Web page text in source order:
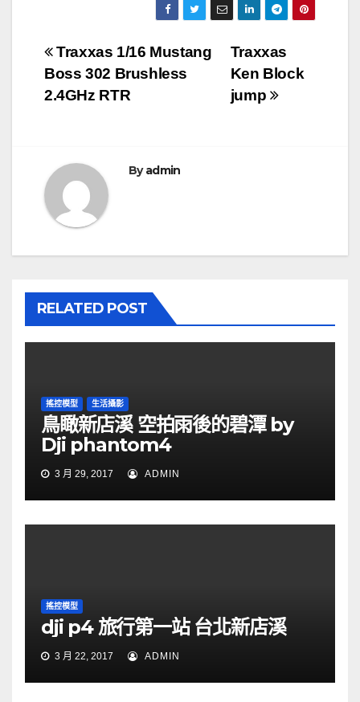
文
章
覽
Traxxas
Ken Block
jump
Traxxas 1/16 Mustang
Boss 302 Brushless
2.4GHz RTR
Byadmin
RELATED POST
搖控模型 生活攝影
鳥瞰新店溪 空拍雨後的碧潭 by
Dji phantom4
3 月 29, 2017 ADMIN
搖控模型
dji p4 旅行第一站 台北新店溪
3 月 22, 2017 ADMIN